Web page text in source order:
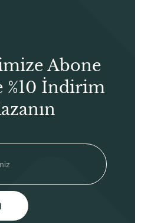
Abone
%10 İndirim